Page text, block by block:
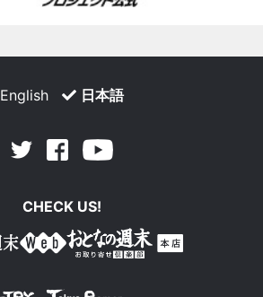
English 日本語
Twitter Facebook
CHECK US!